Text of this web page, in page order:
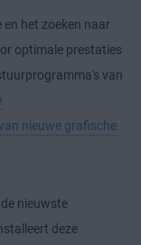
het zoeken naar
optimale prestaties
van
nieuwe grafische
nieuwste
deze